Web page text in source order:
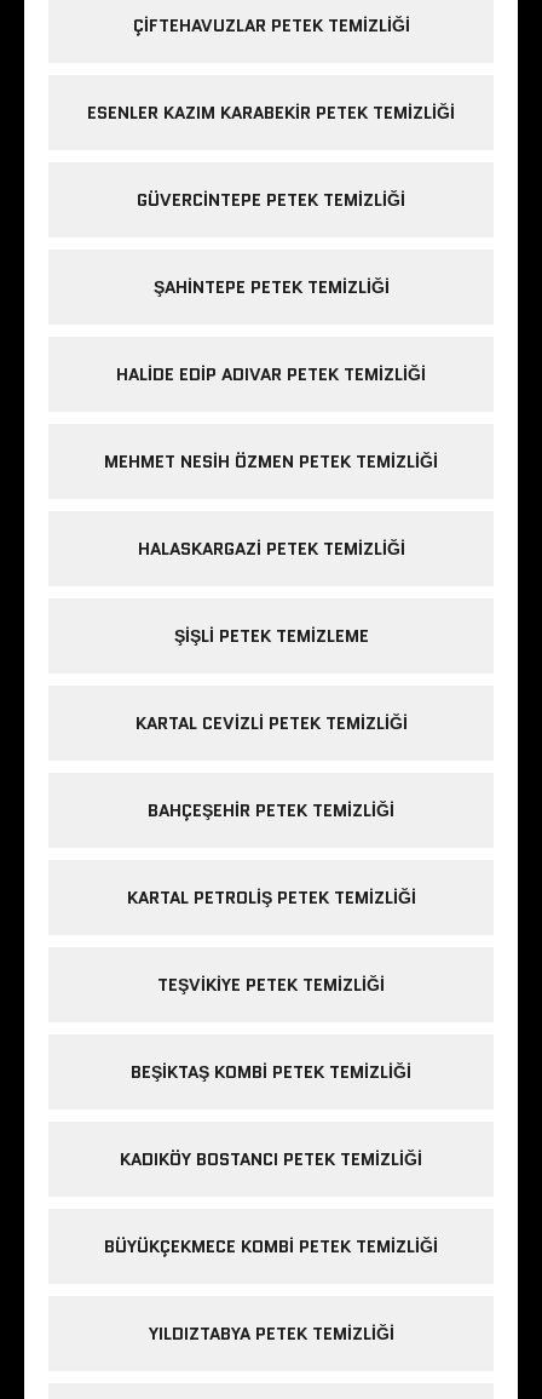
ÇIFTEHAVUZLAR PETEK TEMIZLIĞI
ESENLER KAZIM KARABEKIR PETEK TEMIZLIĞI
GÜVERCINTEPE PETEK TEMIZLIĞI
ŞAHINTEPE PETEK TEMIZLIĞI
HALIDE EDIP ADIVAR PETEK TEMIZLIĞI
MEHMET NESIH ÖZMEN PETEK TEMIZLIĞI
HALASKARGAZI PETEK TEMIZLIĞI
ŞIŞLI PETEK TEMIZLEME
KARTAL CEVIZLI PETEK TEMIZLIĞI
BAHÇEŞEHIR PETEK TEMIZLIĞI
KARTAL PETROLIŞ PETEK TEMIZLIĞI
TEŞVIKIYE PETEK TEMIZLIĞI
BEŞIKTAŞ KOMBI PETEK TEMIZLIĞI
KADIKÖY BOSTANCI PETEK TEMIZLIĞI
BÜYÜKÇEKMECE KOMBI PETEK TEMIZLIĞI
YILDIZTABYA PETEK TEMIZLIĞI